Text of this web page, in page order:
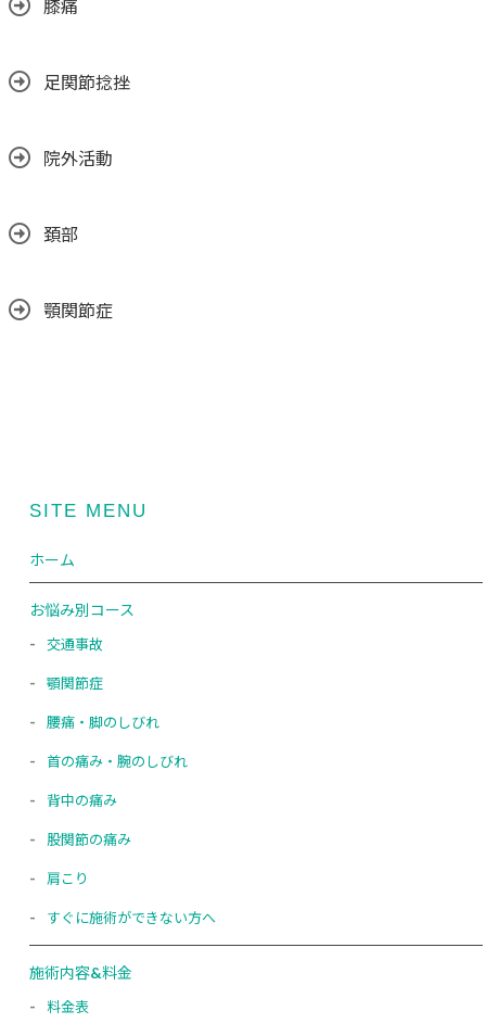
膝痛
足関節捻挫
院外活動
頚部
顎関節症
SITE MENU
ホーム
お悩み別コース
交通事故
顎関節症
腰痛・脚のしびれ
首の痛み・腕のしびれ
背中の痛み
股関節の痛み
肩こり
すぐに施術ができない方へ
施術内容&料金
料金表